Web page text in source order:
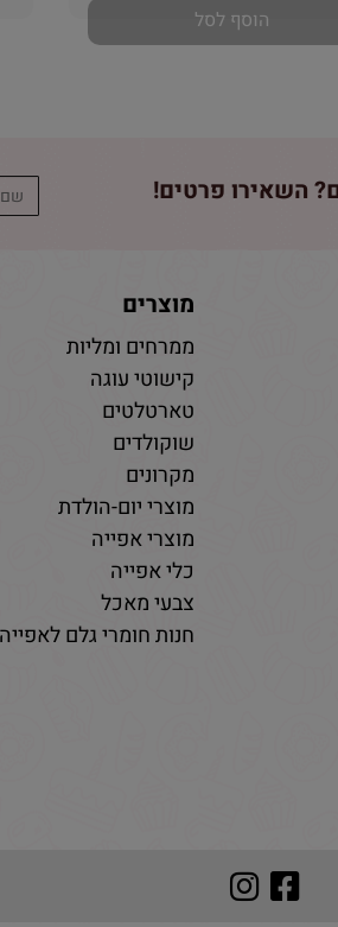
הוסף לסל
השאירו פרטים!
מוצרים
ממרחים ומליות
קישוטי עוגה
טארטלטים
שוקולדים
מקרונים
מוצרי יום-הולדת
מוצרי אפייה
כלי אפייה
צבעי מאכל
חנות חומרי גלם לאפייה